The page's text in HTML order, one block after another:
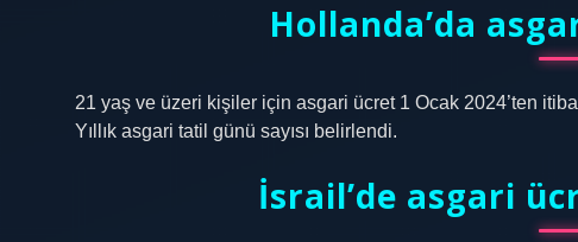
Hollanda’da
21 yaş ve üzeri kişiler için asgari ücret 1 Ocak 2024’ten
Yıllık asgari tatil günü sayısı belirlendi.
İsrail’de asgari